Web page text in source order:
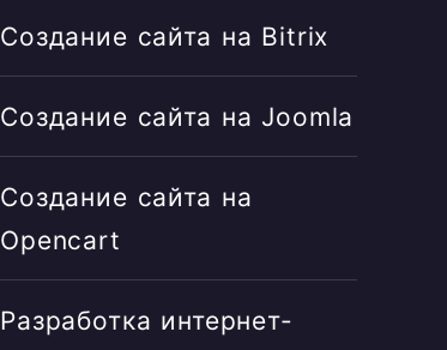
Создание сайта на Bitrix
Создание сайта на Joomla
Создание сайта на
Opencart
Разработка интернет-